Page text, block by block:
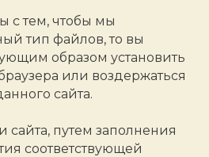
с тем, чтобы мы
тип файлов, то вы
образом установить
или воздержаться
сайта.
путем заполнения
соответствующей